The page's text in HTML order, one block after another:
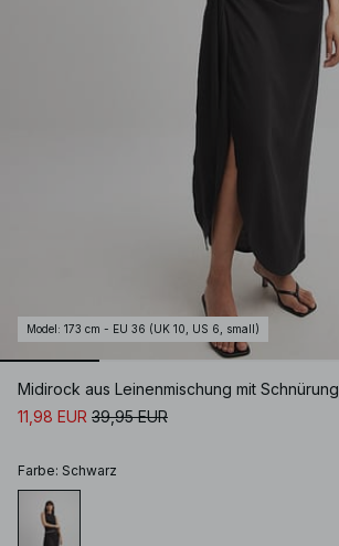
Model : 173 cm - EU 36 (UK 10, US 6, small)
Midirock aus Leinenmischung mit Schnürung
11,98 EUR 39,95 EUR
Farbe: Schwarz